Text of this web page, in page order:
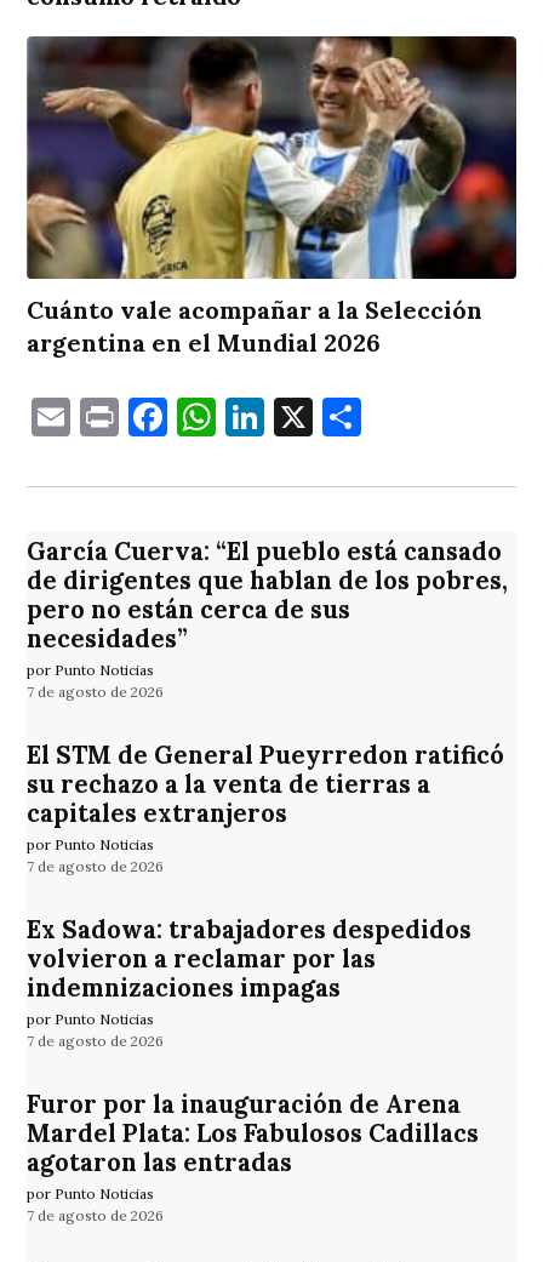
Cuánto vale acompañar a la Selección
argentina en el Mundial 2026
EmailPrintFacebook
WhatsApp
LinkedIn
X
García Cuerva: “El pueblo está cansado
de dirigentes que hablan de los pobres,
pero no están cerca de sus
necesidades”
por Punto Noticias
7 de agosto de 2026
El STM de General Pueyrredon ratificó
su rechazo a la venta de tierras a
capitales extranjeros
por Punto Noticias
7 de agosto de 2026
Ex Sadowa: trabajadores despedidos
volvieron a reclamar por las
indemnizaciones impagas
por Punto Noticias
7 de agosto de 2026
Furor por la inauguración de Arena
Mardel Plata: Los Fabulosos Cadillacs
agotaron las entradas
por Punto Noticias
7 de agosto de 2026